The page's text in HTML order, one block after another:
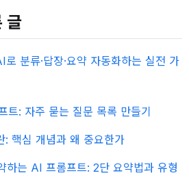
글
분류·답장·요약 자동화하는 실전 가
트: 자주 묻는 질문 목록 만들기
: 핵심 개념과 왜 중요한가
하는 AI 프롬프트: 2단 요약법과 유형